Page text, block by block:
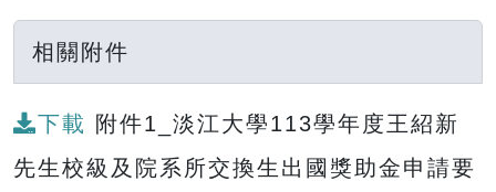
相關附件
下載 附件1_淡江大學113學年度王紹新
先生校級及院系所交換生出國獎助金申請要